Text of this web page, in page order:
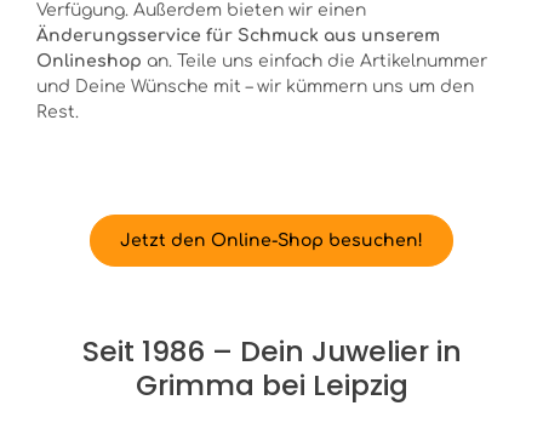
Verfügung. Außerdem bieten wir einen
Änderungsservice für Schmuck aus unserem
Onlineshop an. Teile uns einfach die Artikelnummer
und Deine Wünsche mit – wir kümmern uns um den
Rest.
Jetzt den Online-Shop besuchen!
Seit 1986 – Dein Juwelier in
Grimma bei Leipzig